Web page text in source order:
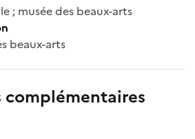
; musée des beaux-arts
beaux-arts